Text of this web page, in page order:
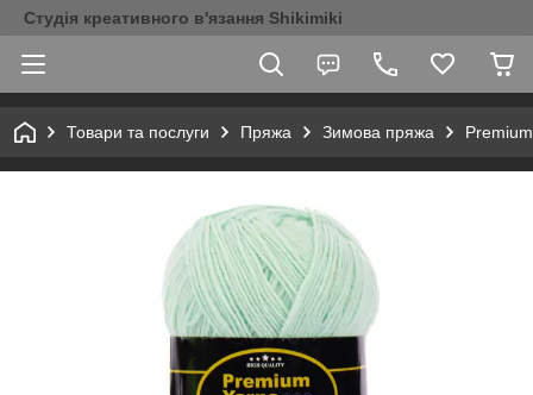
Студія креативного в'язання Shikimiki
Товари та послуги Пряжа Зимова пряжа